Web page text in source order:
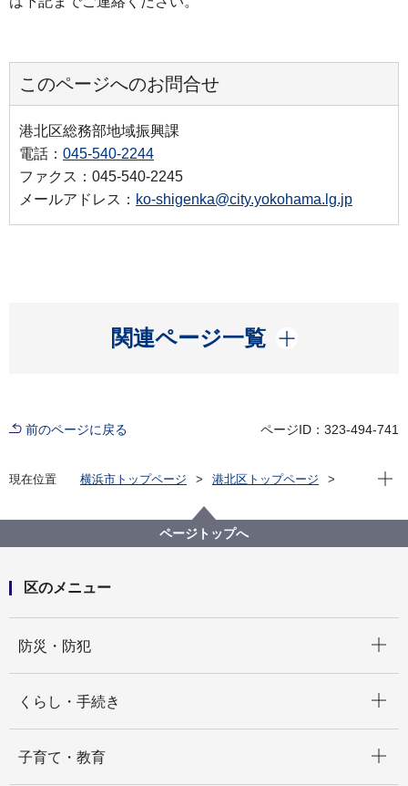
このページへのお問合せ
港北区総務部地域振興課
電話： 045-540-2244
ファクス：045-540-2245
メールアドレス： ko-shigenka@city.yokohama.lg.jp
関連ページ一覧
開く
前のページに戻る ページID：323-494-741
現在位置 横浜市トップページ
港北区トップページ
区内の不法投棄
現在
ページトップへ
区のメニュー
防災・防犯
くらし・手続き
子育て・教育